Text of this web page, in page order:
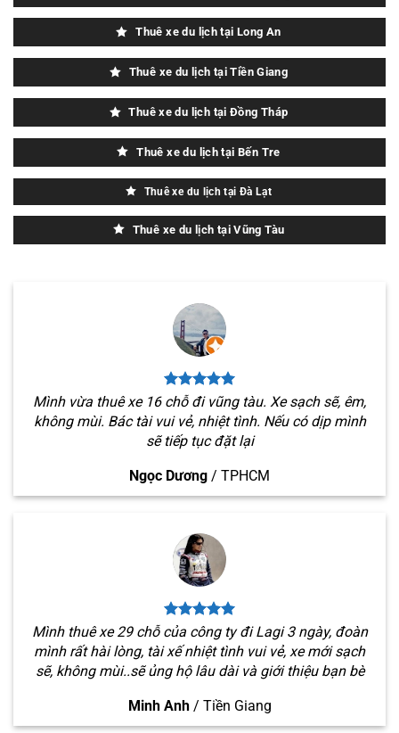
Thuê xe du lịch tại Long An
Thuê xe du lịch tại Tiền Giang
Thuê xe du lịch tại Đồng Tháp
Thuê xe du lịch tại Bến Tre
Thuê xe du lịch tại Đà Lạt
Thuê xe du lịch tại Vũng Tàu
Mình vừa thuê xe 16 chỗ đi vũng tàu. Xe sạch sẽ, êm,
không mùi. Bác tài vui vẻ, nhiệt tình. Nếu có dịp mình
sẽ tiếp tục đặt lại
Ngọc Dương / TPHCM
Mình thuê xe 29 chỗ của công ty đi Lagi 3 ngày, đoàn
mình rất hài lòng, tài xế nhiệt tình vui vẻ, xe mới sạch
sẽ, không mùi..sẽ ủng hộ lâu dài và giới thiệu bạn bè
Minh Anh / Tiền Giang